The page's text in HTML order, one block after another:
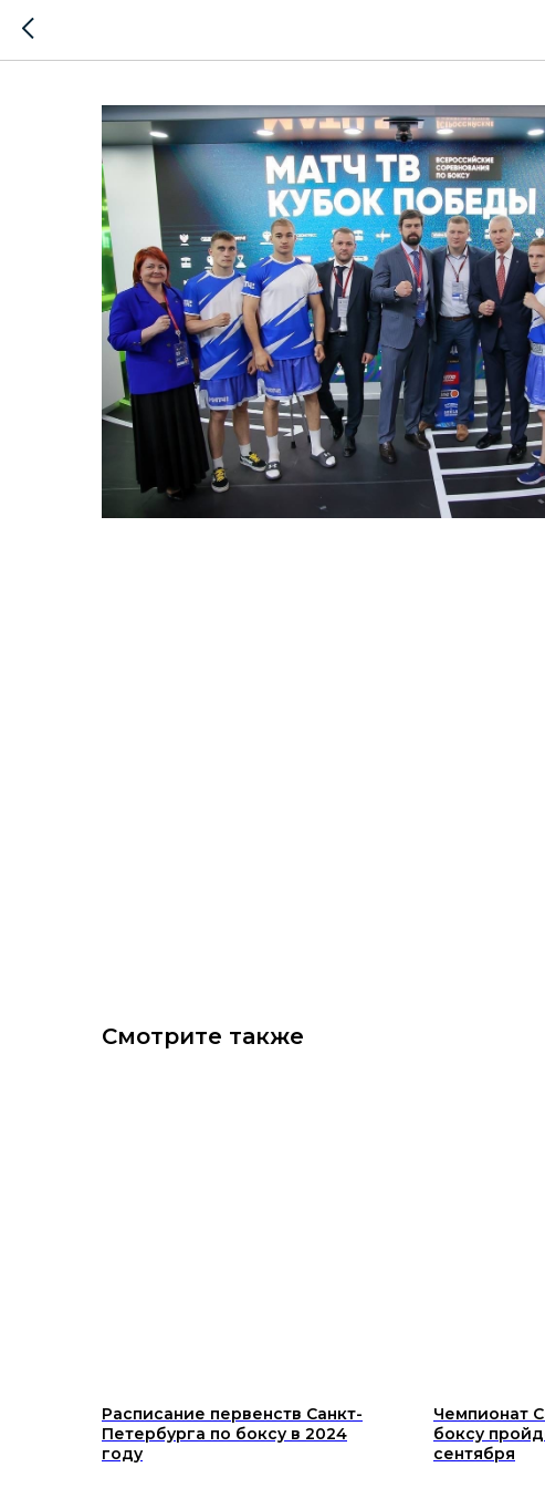
Смотрите также
Расписание первенств Санкт-
Петербурга по боксу в 2024
году
Чемпионат
боксу
сентября